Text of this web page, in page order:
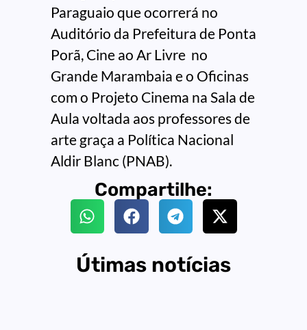
Paraguaio que ocorrerá no
Auditório da Prefeitura de Ponta
Porã, Cine ao Ar Livre no
Grande Marambaia e o Oficinas
com o Projeto Cinema na Sala de
Aula voltada aos professores de
arte graça a Política Nacional
Aldir Blanc (PNAB).
Compartilhe:
Útimas notícias